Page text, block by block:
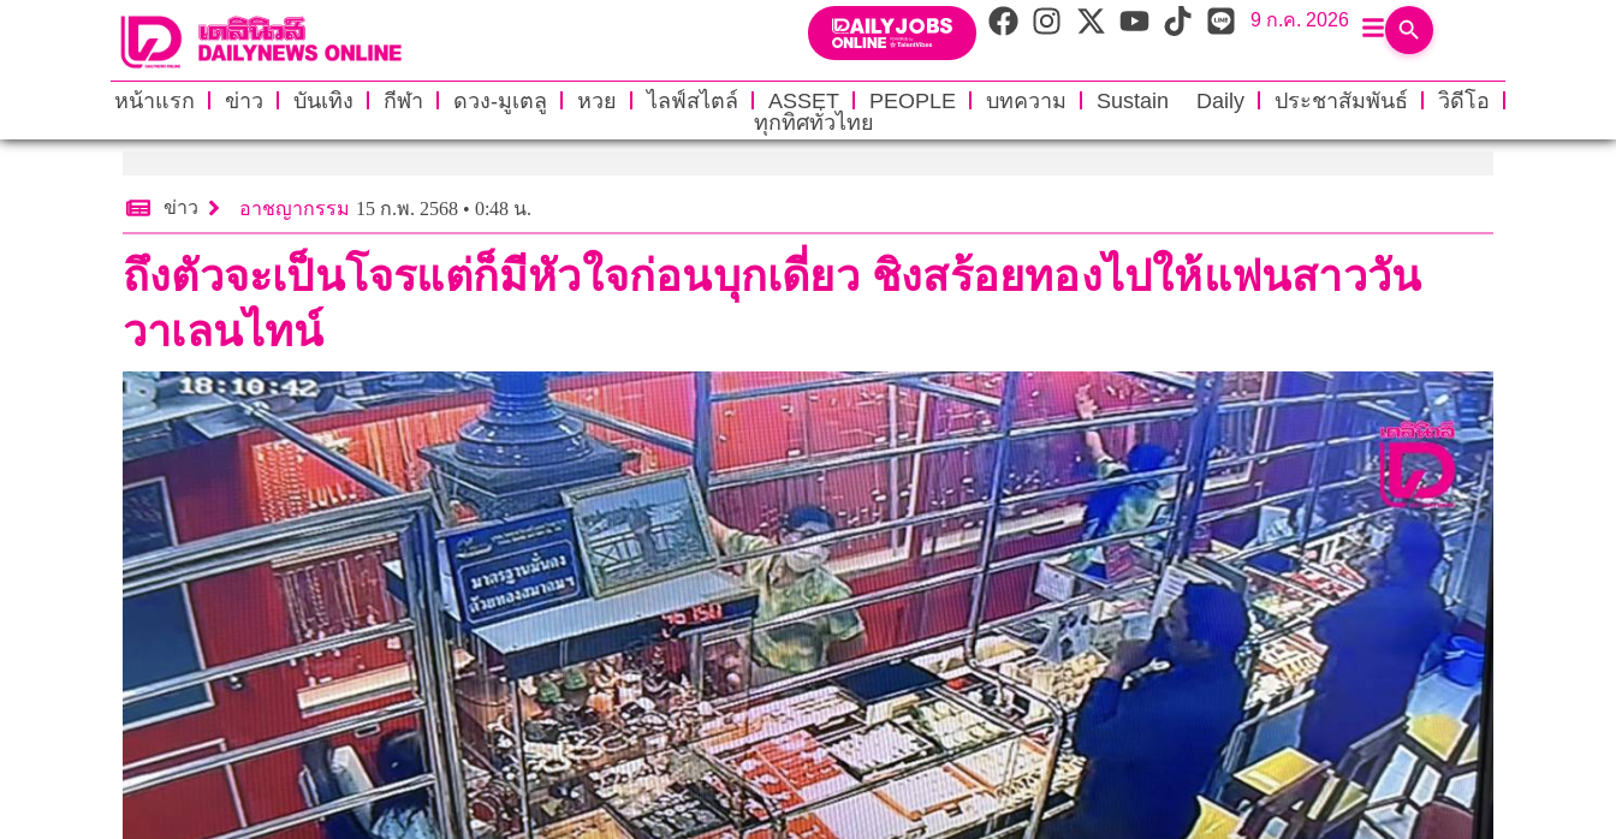
9 ก.ค. 2026
หน้าแรก ข่าว บันเทิง กีฬา ดวง-มูเตลู หวย ไลฟ์สไตล์ ASSET PEOPLE บทความ Sustain Daily ประชาสัมพันธ์
วิดีโอ
ทุกทิศทั่วไทย
ข่าว อาชญากรรม 15 ก.พ. 2568 • 0:48 น.
ถึงตัวจะเป็นโจรแต่ก็มีหัวใจก่อนบุกเดี่ยว ชิงสร้อยทองไปให้แฟนสาววัน
วาเลนไทน์